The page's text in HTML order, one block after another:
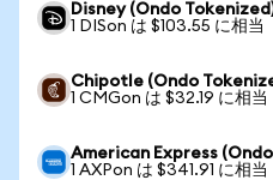
Disney (Ondo
1 DISon は $103.55 に相当
Chipotle (Ondo
1 CMGon は $32.19 に相当
American Express
1 AXPon は $341.91 に相当